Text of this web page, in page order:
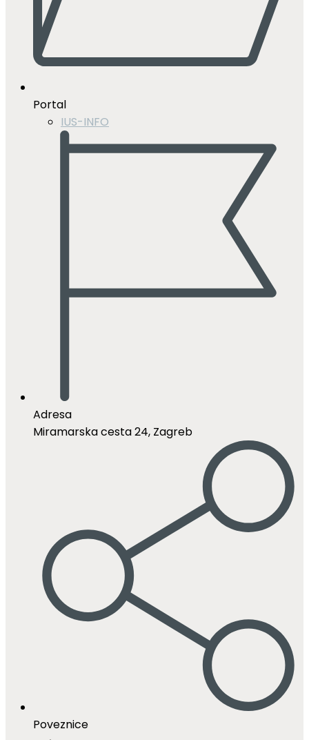
Portal
IUS-INFO
Adresa
Miramarska cesta 24, Zagreb
Poveznice